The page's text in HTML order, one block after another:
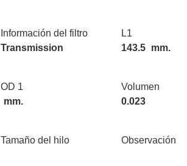
Información del filtro
Transmission
OD 1
mm.
Tamaño del hilo
L1
143.5 mm.
Volumen
0.023
Observación